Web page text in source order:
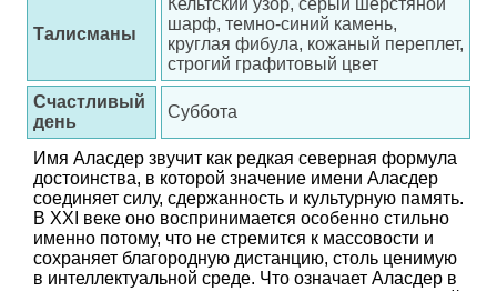
Талисманы
Кельтский узор, серый шерстяной
шарф, темно-синий камень,
круглая фибула, кожаный переплет,
строгий графитовый цвет
Счастливый
день
Суббота
Имя Аласдер звучит как редкая северная формула
достоинства, в которой значение имени Аласдер
соединяет силу, сдержанность и культурную память.
В XXI веке оно воспринимается особенно стильно
именно потому, что не стремится к массовости и
сохраняет благородную дистанцию, столь ценимую
в интеллектуальной среде. Что означает Аласдер в